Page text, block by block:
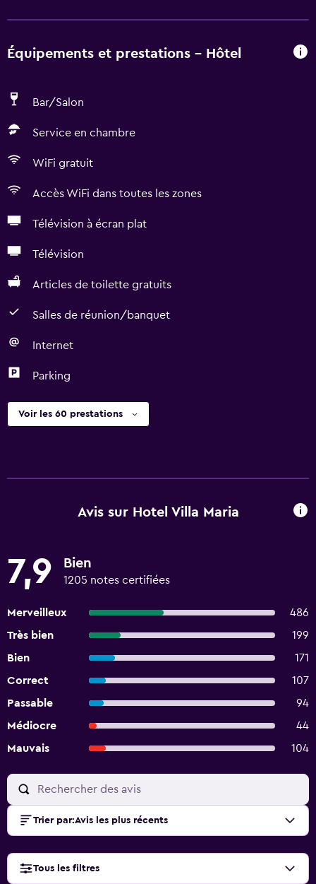
Équipements et prestations - Hôtel
Bar/Salon
Service en chambre
WiFi gratuit
Accès WiFi dans toutes les zones
Télévision à écran plat
Télévision
Articles de toilette gratuits
Salles de réunion/banquet
Internet
Parking
Voir les 60 prestations
Avis sur Hotel Villa Maria
7,9 Bien
1205 notes certifiées
Merveilleux
486
Très bien
199
Bien
171
Correct
107
Passable
94
Médiocre
44
Mauvais
104
Trier par:Avis les plus récents
Tous les filtres